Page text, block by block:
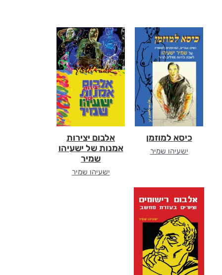
כיסא למוזמן
ישעיהו שמיר
אלבום יצירות
אמנות של ישעיהו
שמיר
ישעיהו שמיר